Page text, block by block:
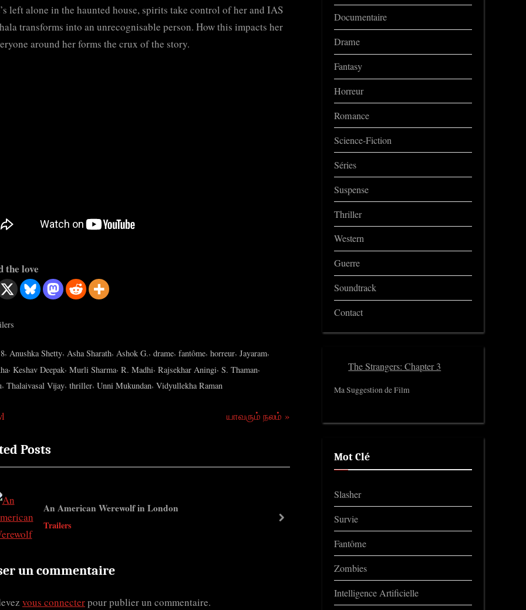
left alone in the haunted house, spirits take control of her and IAS
transforms into an unrecognisable person. How this impacts her
around her forms the crux of the story.
the love
, Anushka Shetty, Asha Sharath, Ashok G., drame, fantôme, horreur, Jayaram,
, Keshav Deepak, Murli Sharma, R. Madhi, Rajsekhar Aningi, S. Thaman,
, Thalaivasal Vijay, thriller, Unni Mukundan, Vidyullekha Raman
N
t
யாவரும் நலம்
Posts
An American Werewolf in London
Trailers
G20
Trailers
next
un commentaire
vous connecterpour publier un commentaire.
Documentaire
Drame
Fantasy
Horreur
Romance
Science-Fiction
Séries
Suspense
Thriller
Western
Guerre
Soundtrack
Contact
The Strangers: Chapter 3
Ma Suggestion de Film
Mot Clé
Slasher
Survie
Fantôme
Zombies
Intelligence Artificielle